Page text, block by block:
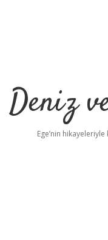
Deniz
Ege’nin